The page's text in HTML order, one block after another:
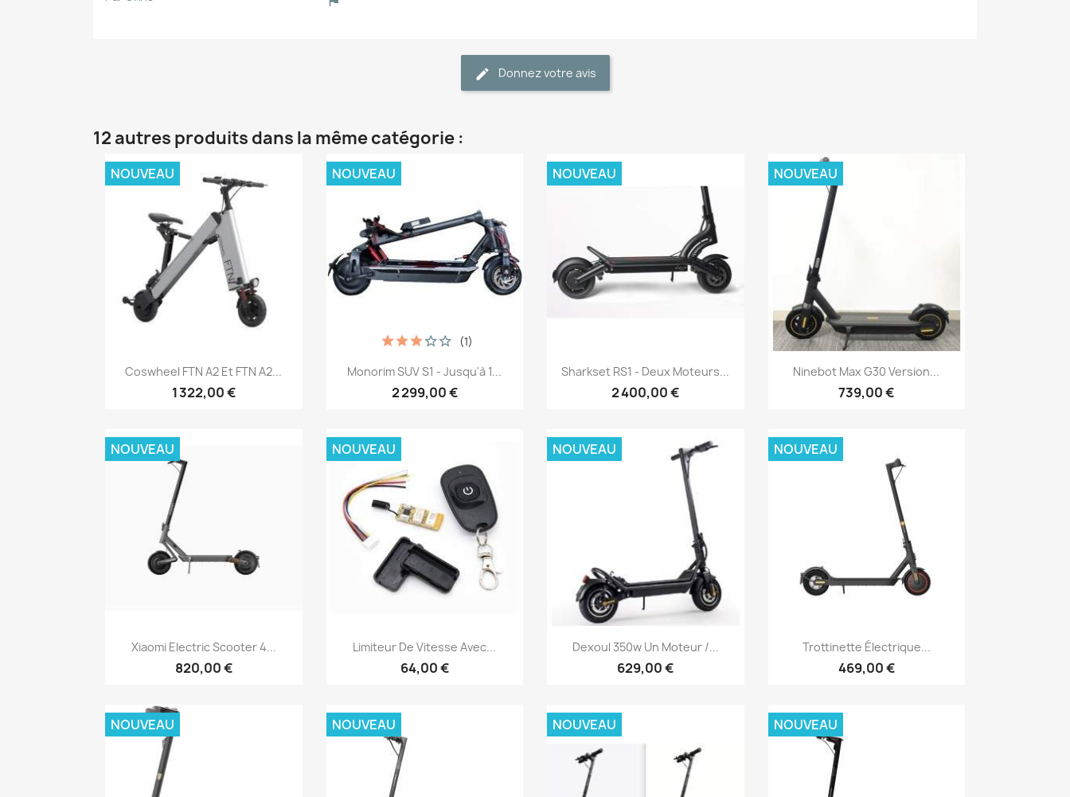
Donnez votre avis
12 autres produits dans la même catégorie :
Aperçu rapide
Coswheel FTN A2 Et FTN A2...
1 322,00 €
NOUVEAU
Aperçu rapide
Monorim SUV S1 - Jusqu'à 1...
2 299,00 €
(1)
NOUVEAU
Aperçu rapide
Sharkset RS1 - Deux Moteurs...
2 400,00 €
NOUVEAU
Aperçu rapide
Ninebot Max G30 Version...
739,00 €
NOUVEAU
Aperçu rapide
Xiaomi Electric Scooter 4...
820,00 €
NOUVEAU
Aperçu rapide
Limiteur De Vitesse Avec...
64,00 €
NOUVEAU
 Aperçu rapide
Dexoul 350w Un Moteur /...
629,00 €
NOUVEAU
Aperçu rapide
Trottinette Électrique...
469,00 €
NOUVEAU
NOUVEAU NOUVEAU NOUVEAU NOUVEAU